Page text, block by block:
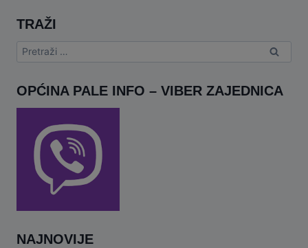
TRAŽI
Pretraga:
OPĆINA PALE INFO – VIBER ZAJEDNICA
NAJNOVIJE